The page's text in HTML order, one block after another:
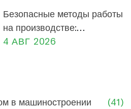
Безопасные методы работы
на производстве:
практическое руководство
4 АВГ 2026
в машиностроении
(41)